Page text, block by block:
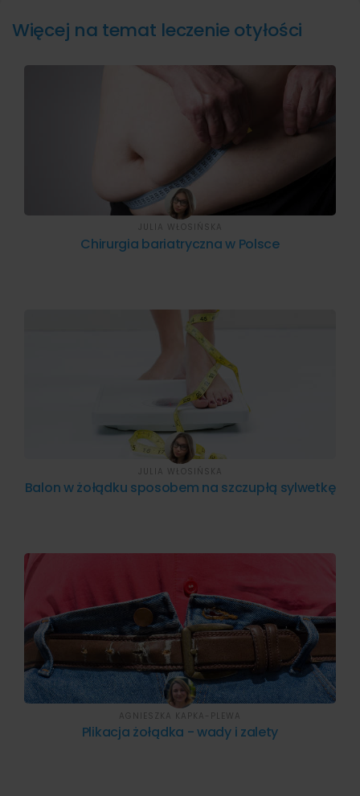
Więcej na temat leczenie otyłości
Chirurgia bariatryczna w Polsce
JULIA WŁOSIŃSKA
Balon w żołądku sposobem na szczupłą sylwetkę
JULIA WŁOSIŃSKA
Plikacja żołądka - wady i zalety
AGNIESZKA KAPKA-PLEWA